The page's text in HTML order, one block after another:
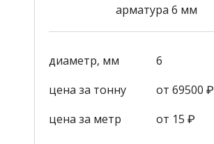
арматура 6 мм
диаметр, мм
6
цена за тонну
от 69500 ₽
цена за метр
от 15 ₽